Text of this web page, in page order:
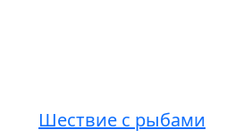
Шествие с рыбами